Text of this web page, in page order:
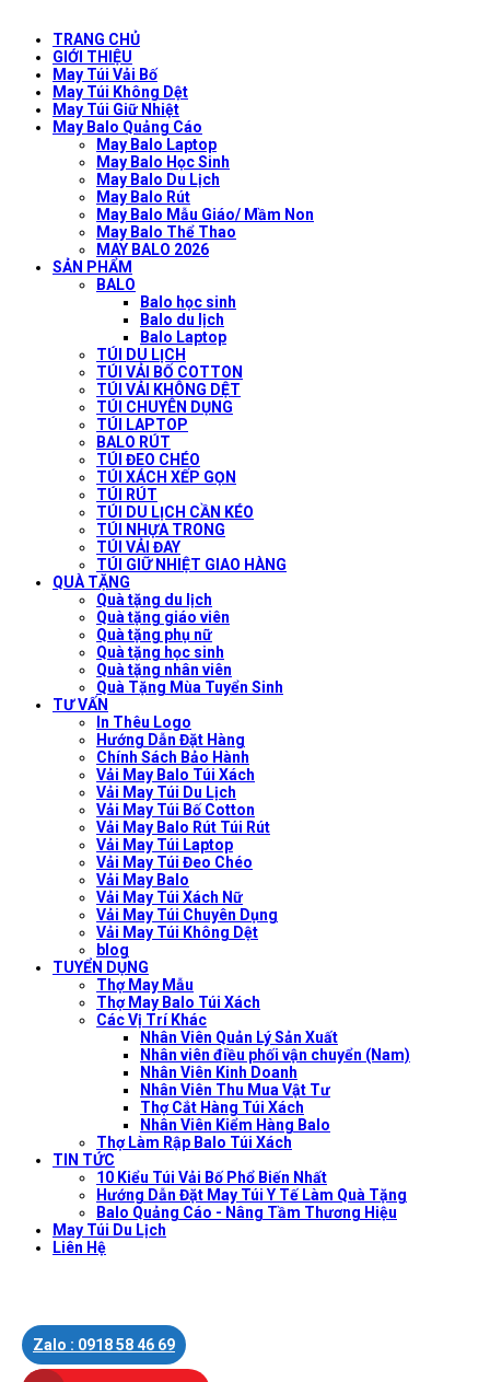
TRANG CHỦ
GIỚI THIỆU
May Túi Vải Bố
May Túi Không Dệt
May Túi Giữ Nhiệt
May Balo Quảng Cáo
May Balo Laptop
May Balo Học Sinh
May Balo Du Lịch
May Balo Rút
May Balo Mẫu Giáo/ Mầm Non
May Balo Thể Thao
MAY BALO 2026
SẢN PHẨM
BALO
Balo học sinh
Balo du lịch
Balo Laptop
TÚI DU LỊCH
TÚI VẢI BỐ COTTON
TÚI VẢI KHÔNG DỆT
TÚI CHUYÊN DỤNG
TÚI LAPTOP
BALO RÚT
TÚI ĐEO CHÉO
TÚI XÁCH XẾP GỌN
TÚI RÚT
TÚI DU LỊCH CẦN KÉO
TÚI NHỰA TRONG
TÚI VẢI ĐAY
TÚI GIỮ NHIỆT GIAO HÀNG
QUÀ TẶNG
Quà tặng du lịch
Quà tặng giáo viên
Quà tặng phụ nữ
Quà tặng học sinh
Quà tặng nhân viên
Quà Tặng Mùa Tuyển Sinh
TƯ VẤN
In Thêu Logo
Hướng Dẫn Đặt Hàng
Chính Sách Bảo Hành
Vải May Balo Túi Xách
Vải May Túi Du Lịch
Vải May Túi Bố Cotton
Vải May Balo Rút Túi Rút
Vải May Túi Laptop
Vải May Túi Đeo Chéo
Vải May Balo
Vải May Túi Xách Nữ
Vải May Túi Chuyên Dụng
Vải May Túi Không Dệt
blog
TUYỂN DỤNG
Thợ May Mẫu
Thợ May Balo Túi Xách
Các Vị Trí Khác
Nhân Viên Quản Lý Sản Xuất
Nhân viên điều phối vận chuyển (Nam)
Nhân Viên Kinh Doanh
Nhân Viên Thu Mua Vật Tư
Thợ Cắt Hàng Túi Xách
Nhân Viên Kiểm Hàng Balo
Thợ Làm Rập Balo Túi Xách
TIN TỨC
10 Kiểu Túi Vải Bố Phổ Biến Nhất
Hướng Dẫn Đặt May Túi Y Tế Làm Quà Tặng
Balo Quảng Cáo - Nâng Tầm Thương Hiệu
May Túi Du Lịch
Liên Hệ
Zalo : 0918 58 46 69